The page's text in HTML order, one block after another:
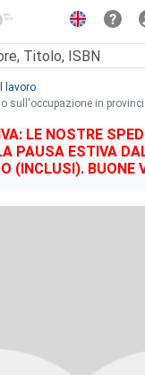
lavoro
sull'occupazione in
LE NOSTRE
PAUSA ESTIVA
(INCLUSI). BUONE